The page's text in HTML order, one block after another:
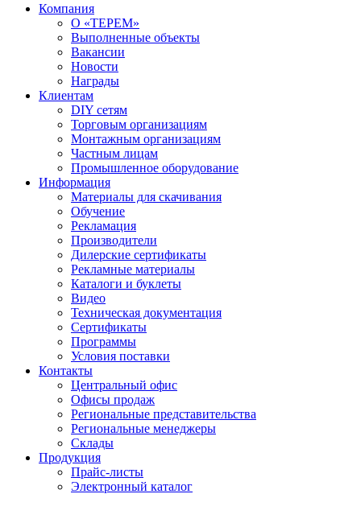
Компания
О «ТЕРЕМ»
Выполненные объекты
Вакансии
Новости
Награды
Клиентам
DIY сетям
Торговым организациям
Монтажным организациям
Частным лицам
Промышленное оборудование
Информация
Материалы для скачивания
Обучение
Рекламация
Производители
Дилерские сертификаты
Рекламные материалы
Каталоги и буклеты
Видео
Техническая документация
Сертификаты
Программы
Условия поставки
Контакты
Центральный офис
Офисы продаж
Региональные представительства
Региональные менеджеры
Склады
Продукция
Прайс-листы
Электронный каталог